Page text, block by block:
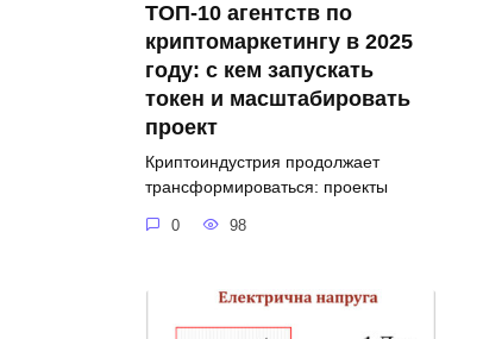
ТОП-10 агентств по
криптомаркетингу в 2025
году: с кем запускать
токен и масштабировать
проект
Криптоиндустрия продолжает
трансформироваться: проекты
0 98